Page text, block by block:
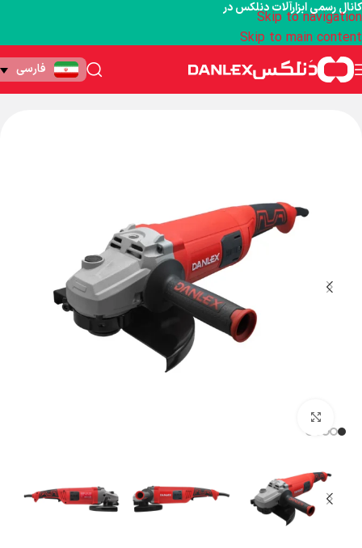
Skip to navigation
Skip to main content
فارسی
کانال رسمی ابزارآلات دنلکس در